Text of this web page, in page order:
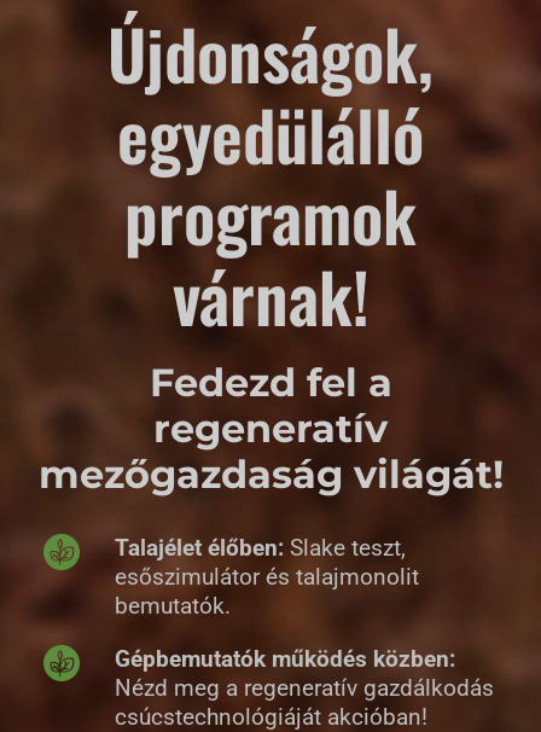
Újdonságok,
egyedülálló
programok
várnak!
Fedezd fel a
regeneratív
mezőgazdaság világát!
Talajélet élőben: Slake teszt,
esőszimulátor és talajmonolit
bemutatók.
Gépbemutatók működés közben:
Nézd meg a regeneratív gazdálkodás
csúcstechnológiáját akcióban!